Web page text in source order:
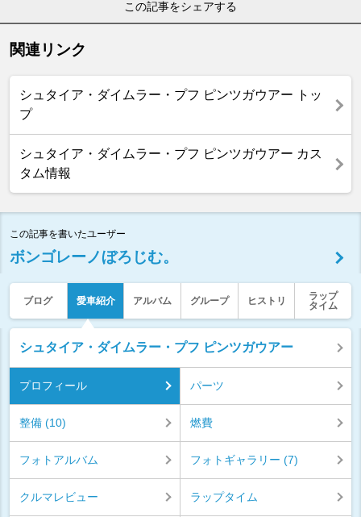
この記事をシェアする
関連リンク
シュタイア・ダイムラー・プフ ピンツガウアー トッ
プ
シュタイア・ダイムラー・プフ ピンツガウアー カス
タム情報
この記事を書いたユーザー
ボンゴレーノぼろじむ。
ブログ 愛車紹介 アルバム グループ ヒストリ
ラップ
タイム
シュタイア・ダイムラー・プフ ピンツガウアー
プロフィール パーツ
整備 (10) 燃費
フォトアルバム フォトギャラリー (7)
クルマレビュー ラップタイム